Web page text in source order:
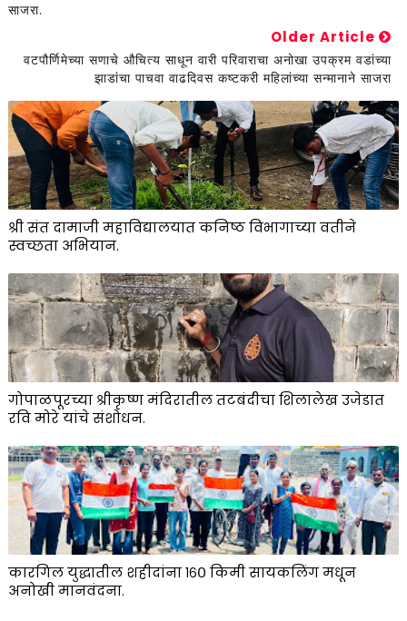
साजरा.
Older Article
वटपौर्णिमेच्या सणाचे औचित्य साधून वारी परिवाराचा अनोखा उपक्रम वडांच्या
झाडांचा पाचवा वाढदिवस कष्टकरी महिलांच्या सन्मानाने साजरा
श्री संत दामाजी महाविद्यालयात कनिष्ठ विभागाच्या वतीने
स्वच्छता अभियान.
गोपाळपूरच्या श्रीकृष्ण मंदिरातील तटबंदीचा शिलालेख उजेडात
रवि मोरे यांचे संशोधन.
कारगिल युद्धातील शहीदांना १६० किमी सायकलिंग मधून
अनोखी मानवंदना.